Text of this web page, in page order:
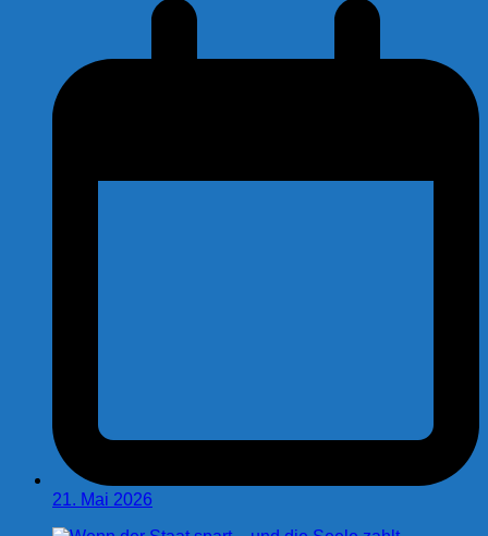
21. Mai 2026